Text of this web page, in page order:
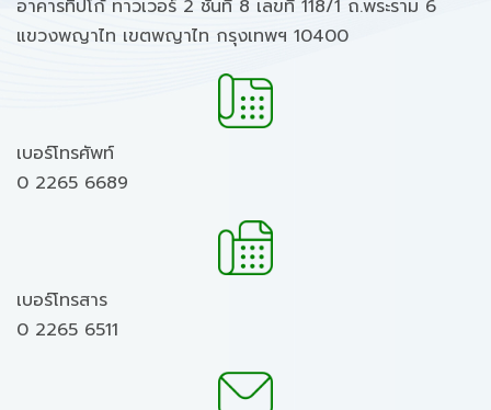
อาคารทิปโก้ ทาวเวอร์ 2 ชั้นที่ 8 เลขที่ 118/1 ถ.พระราม 6
แขวงพญาไท เขตพญาไท กรุงเทพฯ 10400
เบอร์โทรศัพท์
0 2265 6689
เบอร์โทรสาร
0 2265 6511